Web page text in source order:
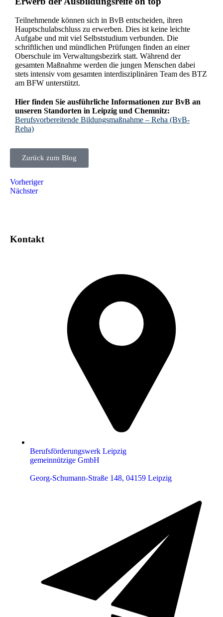
Teilnehmende können sich in BvB entscheiden, ihren
Hauptschulabschluss zu erwerben. Dies ist keine leichte
Aufgabe und mit viel Selbststudium verbunden. Die
schriftlichen und mündlichen Prüfungen finden an einer
Oberschule im Verwaltungsbezirk statt. Während der
gesamten Maßnahme werden die jungen Menschen dabei
stets intensiv vom gesamten interdisziplinären Team des BTZ
am BFW unterstützt.
Hier finden Sie ausführliche Informationen zur BvB an
unseren Standorten in Leipzig und Chemnitz:
Berufsvorbereitende Bildungsmaßnahme – Reha (BvB-
Reha)
Zurück zum Blog
Vorheriger
Nächster
Kontakt
Berufsförderungswerk Leipzig
gemeinnützige GmbH
Georg-Schumann-Straße 148, 04159 Leipzig